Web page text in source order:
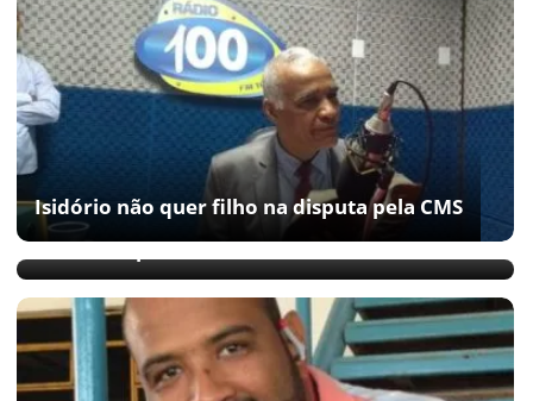
Isidório não quer filho na disputa pela CMS
Com filho candidato a vereador, Isidório
tentará repetir Bolsonaro